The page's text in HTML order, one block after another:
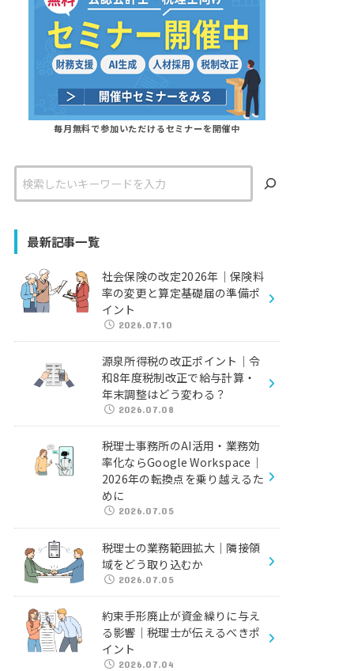
毎月無料で参加いただけるセミナーを開催中
検
索
最新記事一覧
社会保険の改定2026年｜保険料
率の変更と算定基礎届の準備ポ
イント
2026.07.10
源泉所得税の改正ポイント｜令
和8年度税制改正で給与計算・
年末調整はどう変わる？
2026.07.08
税理士事務所のAI活用・業務効
率化ならGoogle Workspace｜
2026年の転換点を乗り越えるた
めに
2026.07.05
税理士の業務範囲拡大｜隣接領
域をどう取り込むか
2026.07.05
約束手形廃止が資金繰りに与え
る影響｜税理士が伝えるべきポ
イント
2026.07.04